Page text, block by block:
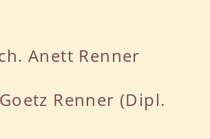
Anett Renner
Renner (Dipl.